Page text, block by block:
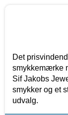
Det
smykkemærke
Sif Jakobs
smykker og et
udvalg.